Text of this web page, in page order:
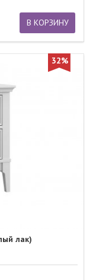
В КОРЗИНУ
32%
лак)